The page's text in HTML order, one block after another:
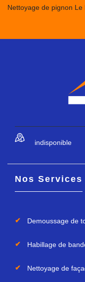
Nettoyage de pignon Le
indisponible
Nos Services
Demoussage de
Habillage de
Nettoyage de